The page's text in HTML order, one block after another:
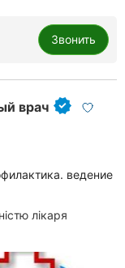
Звонить
врач
ведение
лікаря